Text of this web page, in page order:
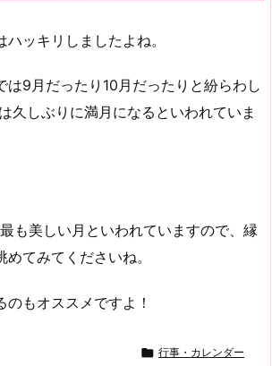
ッキリしましたよね。
は9月だったり10月だったりと紛らわし
久しぶりに満月になるといわれていま
も美しい月といわれていますので、縁
てみてくださいね。
のもオススメですよ！
 行事・カレンダー